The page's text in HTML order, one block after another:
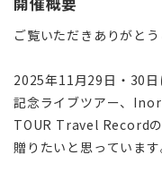
ご覧いただきありがとう
2025年11月29日・30
記念ライブツアー、
TOUR Travel Record
贈りたいと思っています